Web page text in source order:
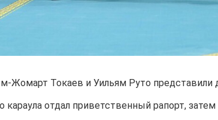
Жомарт Токаев и Уильям Руто представили
караула отдал приветственный рапорт,